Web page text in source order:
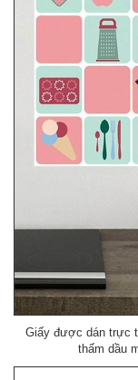
Giấy được dán trực
thấm dầu